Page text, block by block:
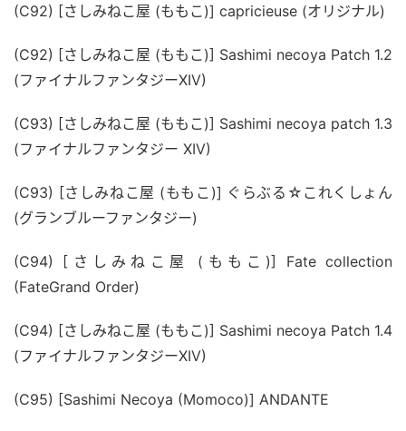
(C92) [さしみねこ屋 (ももこ)] capricieuse (オリジナル)
(C92) [さしみねこ屋 (ももこ)] Sashimi necoya Patch 1.2
(ファイナルファンタジーXIV)
(C93) [さしみねこ屋 (ももこ)] Sashimi necoya patch 1.3
(ファイナルファンタジー XIV)
(C93) [さしみねこ屋 (ももこ)] ぐらぶる☆これくしょん
(グランブルーファンタジー)
(C94) [さしみねこ屋 (ももこ)] Fate collection
(FateGrand Order)
(C94) [さしみねこ屋 (ももこ)] Sashimi necoya Patch 1.4
(ファイナルファンタジーXIV)
(C95) [Sashimi Necoya (Momoco)] ANDANTE